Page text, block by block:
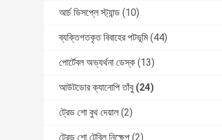
আর্চ ডিসপ্লে স্ট্যান্ড (10)
ব্যক্তিগতকৃত বিবাহের পটভূমি (44)
পোর্টেবল অভ্যর্থনা ডেস্ক (13)
আউটডোর ক্যানোপি তাঁবু (24)
ট্রেড শো বুথ দেয়াল (2)
ট্রেড শো টেবিল নিক্ষেপ (2)